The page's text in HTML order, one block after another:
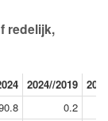
redelijk,
2024//2019
0.2